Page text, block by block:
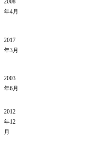
年4月
2017
年3月
2003
年6月
2012
年12
月